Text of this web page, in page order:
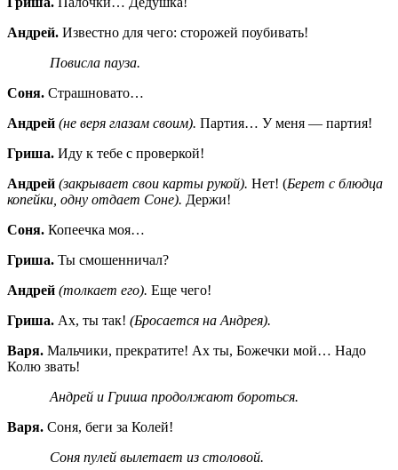
Андрей. Известно для чего: сторожей поубивать!
Повисла пауза.
Соня. Страшновато…
Андрей (не веря глазам своим). Партия… У меня — партия!
Гриша. Иду к тебе с проверкой!
Андрей (закрывает свои карты рукой). Нет! (Берет с блюдца
копейки, одну отдает Соне). Держи!
Соня. Копеечка моя…
Гриша. Ты смошенничал?
Андрей (толкает его). Еще чего!
Гриша. Ах, ты так! (Бросается на Андрея).
Варя. Мальчики, прекратите! Ах ты, Божечки мой… Надо
Колю звать!
Андрей и Гриша продолжают бороться.
Варя. Соня, беги за Колей!
Соня пулей вылетает из столовой.